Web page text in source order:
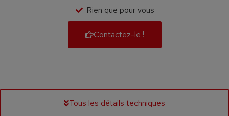
Rien que pour vous
Contactez-le !
Tous les détails techniques